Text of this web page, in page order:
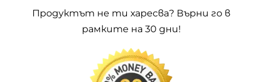
Продуктът не ти харесва? Върни го в
рамките на 30 дни!